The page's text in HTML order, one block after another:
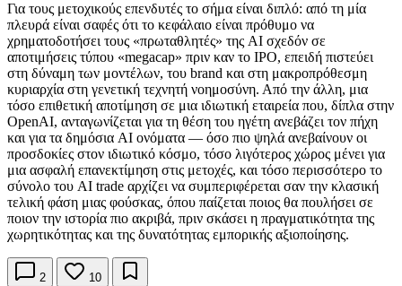
Για τους μετοχικούς επενδυτές το σήμα είναι διπλό: από τη μία
πλευρά είναι σαφές ότι το κεφάλαιο είναι πρόθυμο να
χρηματοδοτήσει τους «πρωταθλητές» της AI σχεδόν σε
αποτιμήσεις τύπου «megacap» πριν καν το IPO, επειδή πιστεύει
στη δύναμη των μοντέλων, του brand και στη μακροπρόθεσμη
κυριαρχία στη γενετική τεχνητή νοημοσύνη. Από την άλλη, μια
τόσο επιθετική αποτίμηση σε μια ιδιωτική εταιρεία που, δίπλα στην
OpenAI, ανταγωνίζεται για τη θέση του ηγέτη ανεβάζει τον πήχη
και για τα δημόσια AI ονόματα — όσο πιο ψηλά ανεβαίνουν οι
προσδοκίες στον ιδιωτικό κόσμο, τόσο λιγότερος χώρος μένει για
μια ασφαλή επανεκτίμηση στις μετοχές, και τόσο περισσότερο το
σύνολο του AI trade αρχίζει να συμπεριφέρεται σαν την κλασική
τελική φάση μιας φούσκας, όπου παίζεται ποιος θα πουλήσει σε
ποιον την ιστορία πιο ακριβά, πριν σκάσει η πραγματικότητα της
χωρητικότητας και της δυνατότητας εμπορικής αξιοποίησης.
2 10